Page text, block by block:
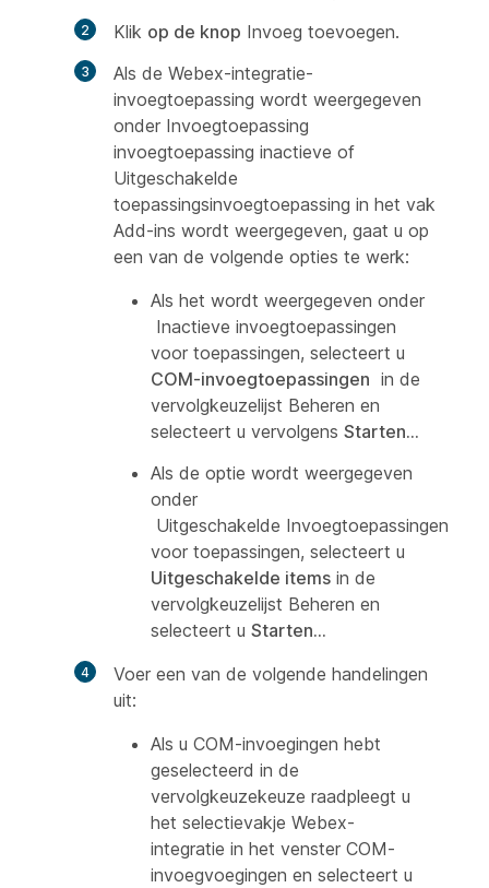
Klik op de knop Invoeg toevoegen.
Als de Webex-integratie-
invoegtoepassing wordt weergegeven
onder Invoegtoepassing
invoegtoepassing inactieve of
Uitgeschakelde
toepassingsinvoegtoepassing in het vak
Add-ins wordt weergegeven, gaat u op
een van de volgende opties te werk:
Als het wordt weergegeven onder
Inactieve invoegtoepassingen
voor toepassingen, selecteert u
COM-invoegtoepassingen in de
vervolgkeuzelijst Beheren en
selecteert u vervolgens Starten...
Als de optie wordt weergegeven
onder
Uitgeschakelde Invoegtoepassingen
voor toepassingen, selecteert u
Uitgeschakelde items in de
vervolgkeuzelijst Beheren en
selecteert u Starten...
Voer een van de volgende handelingen
uit:
Als u COM-invoegingen hebt
geselecteerd in de
vervolgkeuzekeuze raadpleegt u
het selectievakje Webex-
integratie in het venster COM-
invoegvoegingen en selecteert u